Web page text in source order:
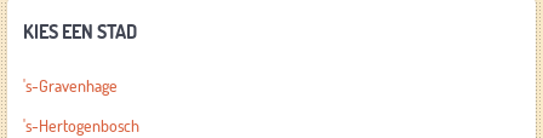
KIES EEN STAD
's-Gravenhage
's-Hertogenbosch